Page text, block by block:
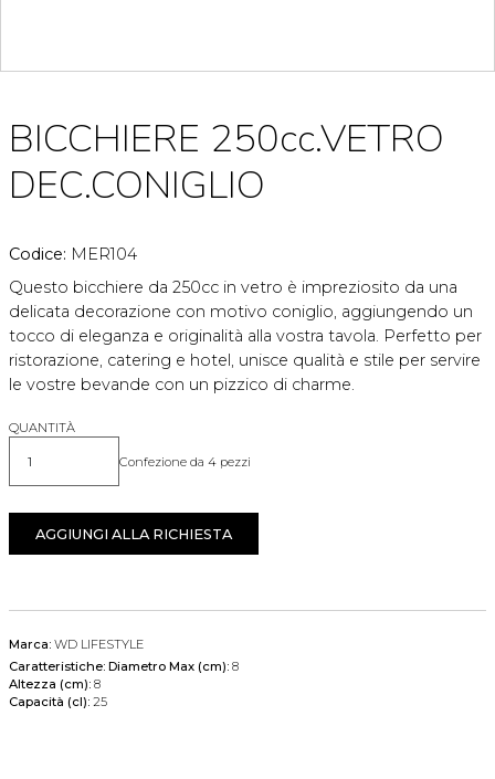
BICCHIERE 250cc.VETRO
DEC.CONIGLIO
Codice: MER104
Questo bicchiere da 250cc in vetro è impreziosito da una
delicata decorazione con motivo coniglio, aggiungendo un
tocco di eleganza e originalità alla vostra tavola. Perfetto per
ristorazione, catering e hotel, unisce qualità e stile per servire
le vostre bevande con un pizzico di charme.
QUANTITÀ
Quantità Confezione da 4 pezzi
AGGIUNGI ALLA RICHIESTA
Marca: WD LIFESTYLE
Caratteristiche: Diametro Max (cm): 8
Altezza (cm): 8
Capacità (cl): 25